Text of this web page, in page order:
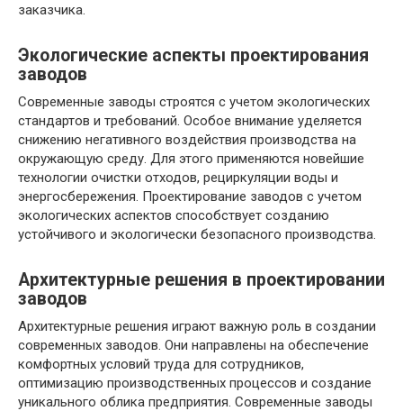
заказчика.
Экологические аспекты проектирования
заводов
Современные заводы строятся с учетом экологических
стандартов и требований. Особое внимание уделяется
снижению негативного воздействия производства на
окружающую среду. Для этого применяются новейшие
технологии очистки отходов, рециркуляции воды и
энергосбережения. Проектирование заводов с учетом
экологических аспектов способствует созданию
устойчивого и экологически безопасного производства.
Архитектурные решения в проектировании
заводов
Архитектурные решения играют важную роль в создании
современных заводов. Они направлены на обеспечение
комфортных условий труда для сотрудников,
оптимизацию производственных процессов и создание
уникального облика предприятия. Современные заводы